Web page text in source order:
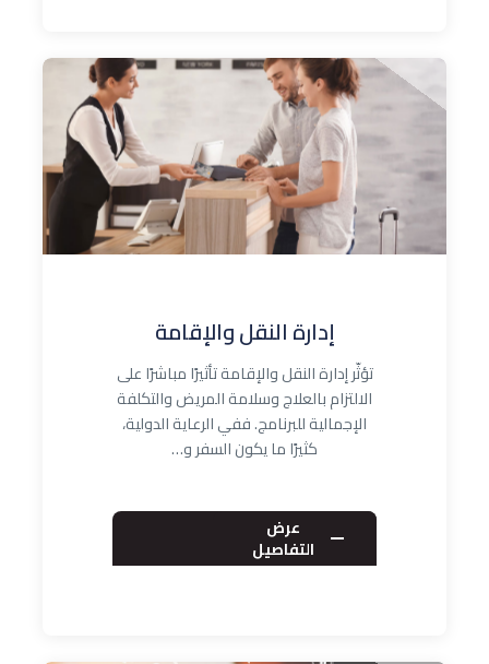
إدارة النقل والإقامة
تؤثّر إدارة النقل والإقامة تأثيرًا مباشرًا على
الالتزام بالعلاج وسلامة المريض والتكلفة
الإجمالية للبرنامج. ففي الرعاية الدولية،
كثيرًا ما يكون السفر و…
عرض
التفاصيل